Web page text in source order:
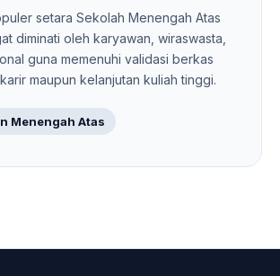
setara Sekolah Menengah Atas
diminati oleh karyawan, wiraswasta,
guna memenuhi validasi berkas
maupun kelanjutan kuliah tinggi.
Menengah Atas